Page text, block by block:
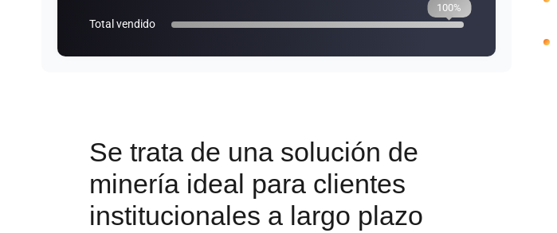
Total vendido
100%
Se trata de una solución de
minería ideal para clientes
institucionales a largo plazo